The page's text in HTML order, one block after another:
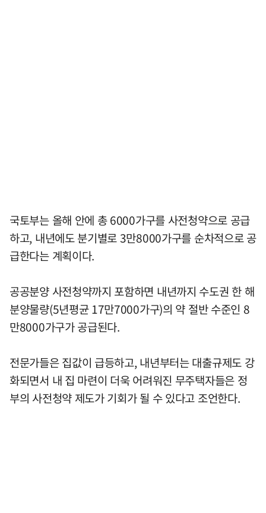
국토부는 올해 안에 총 6000가구를 사전청약으로 공급
하고, 내년에도 분기별로 3만8000가구를 순차적으로 공
급한다는 계획이다.
공공분양 사전청약까지 포함하면 내년까지 수도권 한 해
분양물량(5년평균 17만7000가구)의 약 절반 수준인 8
만8000가구가 공급된다.
전문가들은 집값이 급등하고, 내년부터는 대출규제도 강
화되면서 내 집 마련이 더욱 어려워진 무주택자들은 정
부의 사전청약 제도가 기회가 될 수 있다고 조언한다.